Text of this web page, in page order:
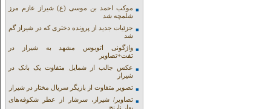
موکب احمد بن موسی (ع) شیراز عازم مرز
شلمچه شد
جزئیات جدید از پرونده دختری که در شیراز گم
شد
واژگونی اتوبوس مشهد به شیراز در
تفت+تصاویر
عکس جالب از شمایل متفاوت یک بانک در
شیراز
تصویر متفاوت از بازیگر سریال مختار در شیراز
تصاویر/ شیراز، سرشار از عطر شکوفه‌های
بهار نارنج